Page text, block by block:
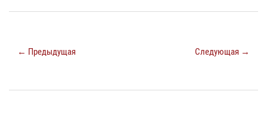
← Предыдущая Следующая →